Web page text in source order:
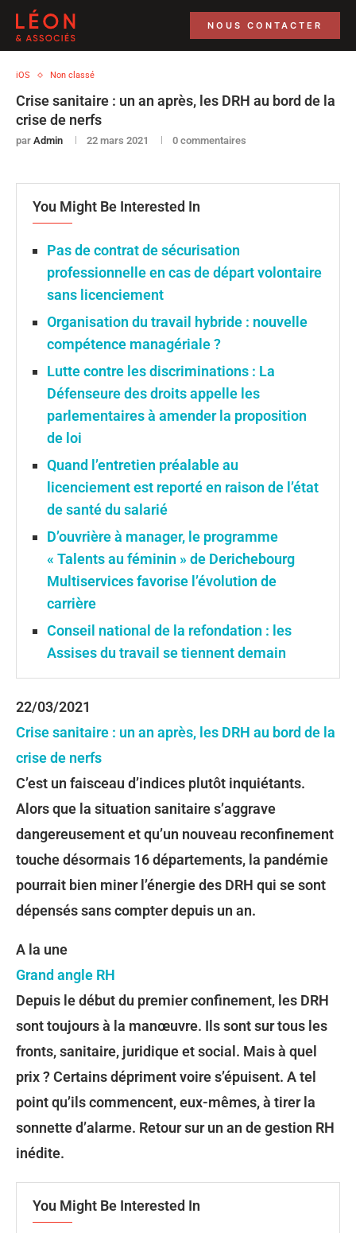
NOUS CONTACTER
iOS Non classé
Crise sanitaire : un an après, les DRH au bord de la
crise de nerfs
par Admin 22 mars 2021 0 commentaires
You Might Be Interested In
Pas de contrat de sécurisation
professionnelle en cas de départ volontaire
sans licenciement
Organisation du travail hybride : nouvelle
compétence managériale ?
Lutte contre les discriminations : La
Défenseure des droits appelle les
parlementaires à amender la proposition
de loi
Quand l’entretien préalable au
licenciement est reporté en raison de l’état
de santé du salarié
D’ouvrière à manager, le programme
« Talents au féminin » de Derichebourg
Multiservices favorise l’évolution de
carrière
Conseil national de la refondation : les
Assises du travail se tiennent demain
22/03/2021
Crise sanitaire : un an après, les DRH au bord de la
crise de nerfs
C’est un faisceau d’indices plutôt inquiétants.
Alors que la situation sanitaire s’aggrave
dangereusement et qu’un nouveau reconfinement
touche désormais 16 départements, la pandémie
pourrait bien miner l’énergie des DRH qui se sont
dépensés sans compter depuis un an.
A la une
Grand angle RH
Depuis le début du premier confinement, les DRH
sont toujours à la manœuvre. Ils sont sur tous les
fronts, sanitaire, juridique et social. Mais à quel
prix ? Certains dépriment voire s’épuisent. A tel
point qu’ils commencent, eux-mêmes, à tirer la
sonnette d’alarme. Retour sur un an de gestion RH
inédite.
You Might Be Interested In